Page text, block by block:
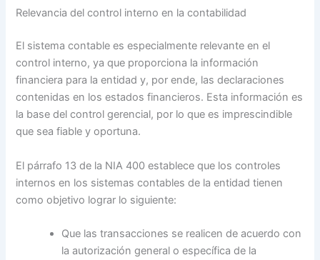
Relevancia del control interno en la contabilidad
El sistema contable es especialmente relevante en el
control interno, ya que proporciona la información
financiera para la entidad y, por ende, las declaraciones
contenidas en los estados financieros. Esta información es
la base del control gerencial, por lo que es imprescindible
que sea fiable y oportuna.
El párrafo 13 de la NIA 400 establece que los controles
internos en los sistemas contables de la entidad tienen
como objetivo lograr lo siguiente:
Que las transacciones se realicen de acuerdo con
la autorización general o específica de la